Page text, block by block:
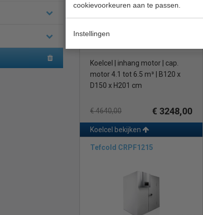
cookievoorkeuren aan te passen.
Instellingen
Koelcel | inhang motor | cap.
motor 4.1 tot 6.5 m³ | B120 x
D150 x H201 cm
€ 4640,00 € 3248,00
Koelcel bekijken
Tefcold CRPF1215